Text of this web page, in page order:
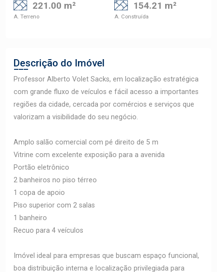
221.00 m²
A. Terreno
154.21 m²
A. Construída
Descrição do Imóvel
Professor Alberto Volet Sacks, em localização estratégica
com grande fluxo de veículos e fácil acesso a importantes
regiões da cidade, cercada por comércios e serviços que
valorizam a visibilidade do seu negócio.
Amplo salão comercial com pé direito de 5 m
Vitrine com excelente exposição para a avenida
Portão eletrônico
2 banheiros no piso térreo
1 copa de apoio
Piso superior com 2 salas
1 banheiro
Recuo para 4 veículos
Imóvel ideal para empresas que buscam espaço funcional,
boa distribuição interna e localização privilegiada para